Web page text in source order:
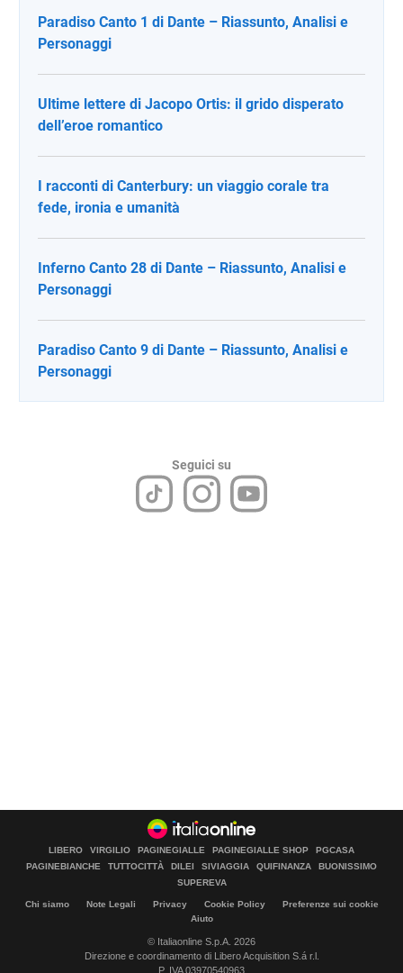
Paradiso Canto 1 di Dante – Riassunto, Analisi e
Personaggi
Ultime lettere di Jacopo Ortis: il grido disperato
dell’eroe romantico
I racconti di Canterbury: un viaggio corale tra
fede, ironia e umanità
Inferno Canto 28 di Dante – Riassunto, Analisi e
Personaggi
Paradiso Canto 9 di Dante – Riassunto, Analisi e
Personaggi
Seguici su
LIBERO VIRGILIO PAGINEGIALLE PAGINEGIALLE SHOP
PGCASA
PAGINEBIANCHE
TUTTOCITTÀ DILEI SIVIAGGIA QUIFINANZA
BUONISSIMO
SUPEREVA
Chi siamo Note Legali Privacy Cookie Policy
Preferenze sui cookie
Aiuto
© Italiaonline S.p.A. 2026
Direzione e coordinamento di Libero Acquisition S.á r.l.
P. IVA 03970540963